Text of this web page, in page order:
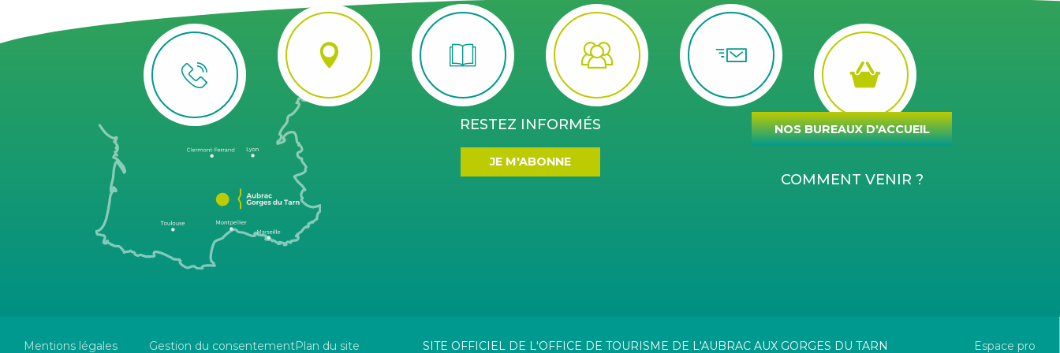
RESTEZ INFORMÉS
JE M'ABONNE
NOS BUREAUX D'ACCUEIL
COMMENT VENIR ?
Mentions légales Gestion du consentementPlan du site SITE OFFICIEL DE L'OFFICE DE TOURISME DE L'AUBRAC AUX GORGES DU TARN Espace pro